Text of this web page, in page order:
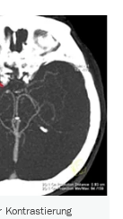
Kontrastierung